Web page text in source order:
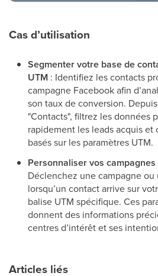
Cas d’utilisation
Segmenter votre base de
UTM : Identifiez les contacts
campagne Facebook afin
son taux de conversion.
"Contacts", filtrez les données
rapidement les leads acquis et
basés sur les paramètres UTM.
Personnaliser vos
Déclenchez une campagne
lorsqu’un contact arrive sur
balise UTM spécifique. Ces
donnent des informations
centres d’intérêt et ses
Articles liés